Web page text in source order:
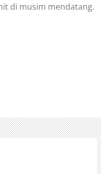
di musim mendatang.